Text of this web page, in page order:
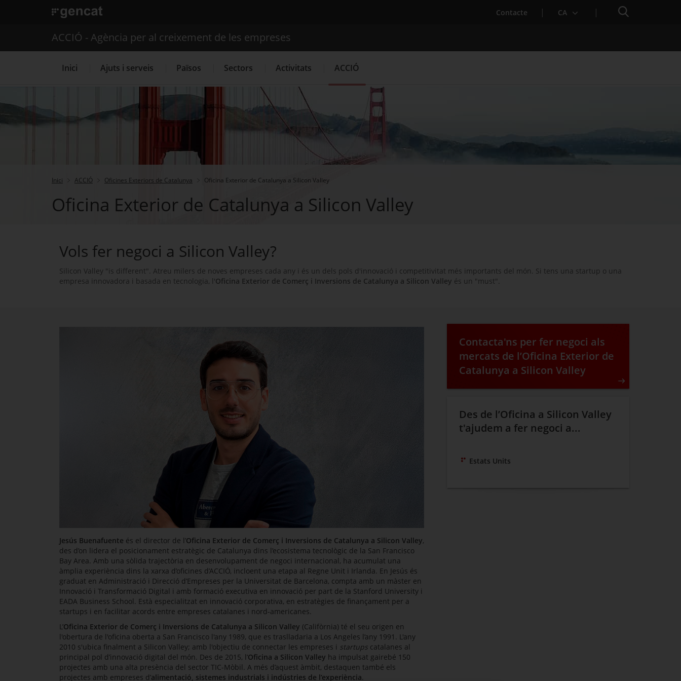
. Obre en una nova finestra. Contacte . Obre en una nova finestra.
CA Cercador
Cercador
Serveis d'internacionalització Serveis d'innovació Convocatòries d'ajuts obertes
ACCIÓ - Agència per al creixement de les empreses
Inici Ajuts i serveis Països Sectors Activitats ACCIÓ
Inici ACCIÓ Oficines Exteriors de Catalunya Oficina Exterior de Catalunya a Silicon Valley
Oficina Exterior de Catalunya a Silicon Valley
Vols fer negoci a Silicon Valley?
Silicon Valley "is different" . Atreu milers de noves empreses cada any i és un dels pols d'innovació i competitivitat més importants del món. Si tens una startup o una
empresa innovadora i basada en tecnologia, l'Oficina Exterior de Comerç i Inversions de Catalunya a Silicon Valley és un " must".
Jesús Buenafuente és el director de l’Oficina Exterior de Comerç i Inversions de Catalunya a Silicon Valley,
des d’on lidera el posicionament estratègic de Catalunya dins l’ecosistema tecnològic de la San Francisco
Bay Area. Amb una sòlida trajectòria en desenvolupament de negoci internacional, ha acumulat una
àmplia experiència dins la xarxa d’oficines d’ACCIÓ, incloent una etapa al Regne Unit i Irlanda. En Jesús és
graduat en Administració i Direcció d’Empreses per la Universitat de Barcelona, compta amb un màster en
Innovació i Transformació Digital i amb formació executiva en innovació per part de la Stanford University i
EADA Business School. Està especialitzat en innovació corporativa, en estratègies de finançament per a
startups i en facilitar acords entre empreses catalanes i nord-americanes.
L’Oficina Exterior de Comerç i Inversions de Catalunya a Silicon Valley (Califòrnia) té el seu origen en
l'obertura de l'oficina oberta a San Francisco l'any 1989, que es traslladaria a Los Angeles l’any 1991. L'any
2010 s'ubica finalment a Silicon Valley; amb l'objectiu de connectar les empreses i startups catalanes al
principal pol d’innovació digital del món. Des de 2015, l’Oficina a Silicon Valley ha impulsat gairebé 150
projectes amb una alta presència del sector TIC-Mòbil. A més d’aquest àmbit, destaquen també els
projectes amb empreses d’alimentació, sistemes industrials i indústries de l’experiència.
Contacta'ns per fer negoci als
mercats de l’Oficina Exterior de
Catalunya a Silicon Valley
Des de l’Oficina a Silicon Valley
t'ajudem a fer negoci a...
Estats Units